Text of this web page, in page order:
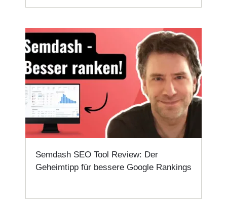
Semdash SEO Tool Review: Der
Geheimtipp für bessere Google Rankings